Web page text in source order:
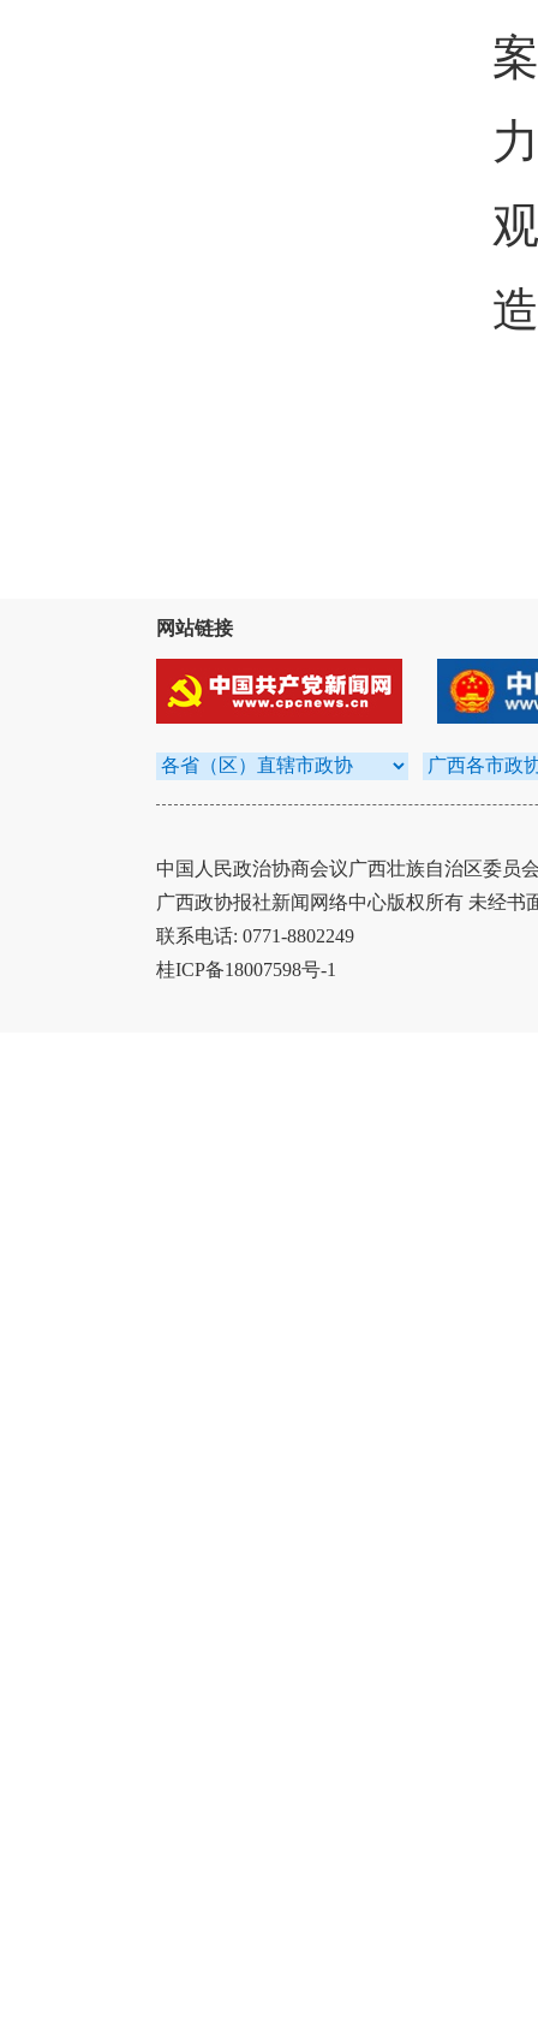
网站链接
中国人民政治协商会议广西壮族自治区委员
广西政协报社新闻网络中心版权所有 未经书
联系电话: 0771-8802249
桂ICP备18007598号-1